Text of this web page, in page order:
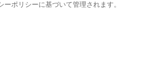
ポリシーに基づいて管理されます。